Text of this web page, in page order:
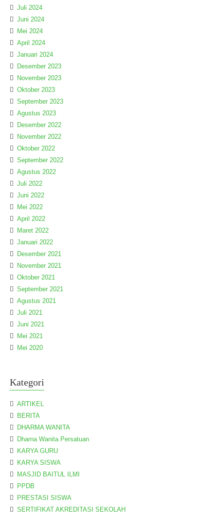
Juli 2024
Juni 2024
Mei 2024
April 2024
Januari 2024
Desember 2023
November 2023
Oktober 2023
September 2023
Agustus 2023
Desember 2022
November 2022
Oktober 2022
September 2022
Agustus 2022
Juli 2022
Juni 2022
Mei 2022
April 2022
Maret 2022
Januari 2022
Desember 2021
November 2021
Oktober 2021
September 2021
Agustus 2021
Juli 2021
Juni 2021
Mei 2021
Mei 2020
Kategori
ARTIKEL
BERITA
DHARMA WANITA
Dharna Wanita Persatuan
KARYA GURU
KARYA SISWA
MASJID BAITUL ILMI
PPDB
PRESTASI SISWA
SERTIFIKAT AKREDITASI SEKOLAH